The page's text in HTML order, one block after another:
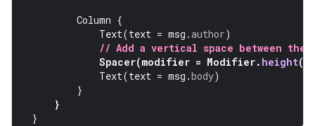
Column {
Text(text = msg .author)
// Add a vertical space between the
Spacer(modifier = Modifier. height(
Text(text = msg .body)
}
}
}